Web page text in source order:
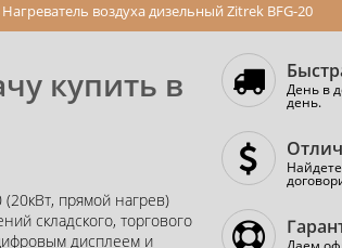
Нагреватель воздуха дизельный Zitrek BFG-20
купить в
прямой нагрев)
складского, торгового
дисплеем и
День в
день.